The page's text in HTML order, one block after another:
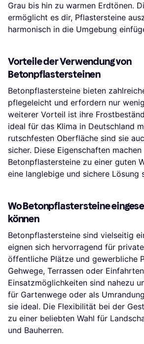
Grau bis hin zu warmen Erdtönen.
ermöglicht es dir, Pflastersteine
harmonisch in die Umgebung
Vorteile der Verwendung von
Betonpflastersteinen
Betonpflastersteine bieten
pflegeleicht und erfordern nur
weiterer Vorteil ist ihre
ideal für das Klima in Deutschland
rutschfesten Oberfläche sind sie
sicher. Diese Eigenschaften machen
Betonpflastersteine zu einer guten
eine langlebige und sichere Lösung
Wo Betonpflastersteine
können
Betonpflastersteine sind vielseitig
eignen sich hervorragend für
öffentliche Plätze und gewerbliche
Gehwege, Terrassen oder
Einsatzmöglichkeiten sind nahezu
für Gartenwege oder als
sie ideal. Die Flexibilität bei der
zu einer beliebten Wahl für
und Bauherren.